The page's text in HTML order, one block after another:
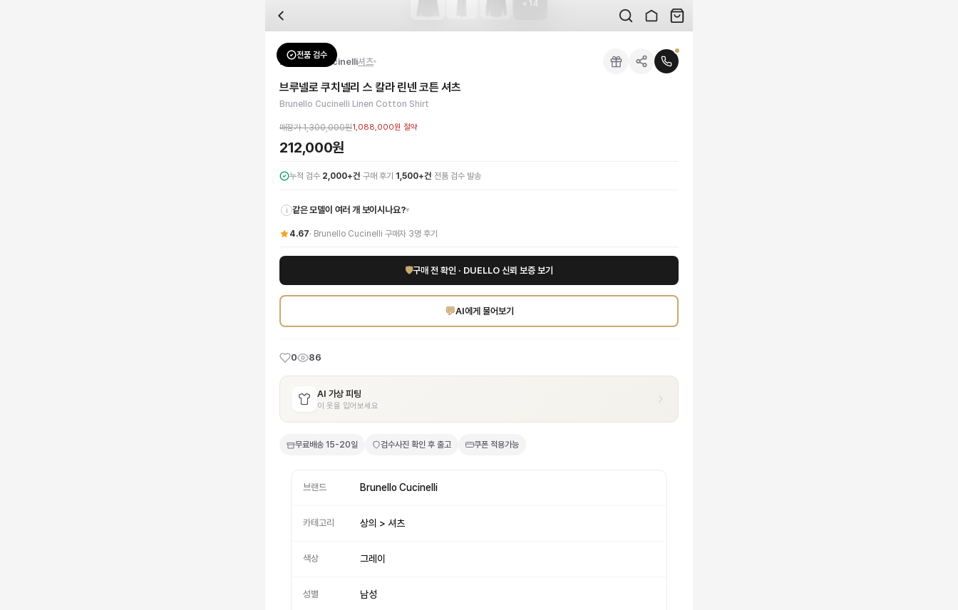
전문 스태프가 실물 상품을 직접 확인한 후 검수 사진을 제공합니다. 가죽 재질, 로고 각인, 스티치 간격, 하드웨어 색상, 내부 마감을 확인하며, 상품당 평균 4~8장의 검수 사진을 받아보실 수 있습니다.
수령 후 7일 이내 신청하시면 상품 하자, 사이즈 불일치, 고객 변심 모두 교환·반품이 가능합니다. 고객 변심 시 반품 배송비는 고객 부담이며, 상품 하자 시에는 무료입니다.
네, 쿠폰과 적립금을 결제 시 함께 사용하실 수 있습니다. 적립금은 1,000원 이상부터 사용 가능합니다.
상품 상세의 사이즈 정보를 참고해 선택하시고, 사이즈 선택이 어려우시면 카카오톡 1:1 상담으로 체형에 맞는 사이즈를 안내받으실 수 있습니다.
브루넬로 쿠치넬리의 장인정신이 깃든 스 칼라 린넨 코튼 셔츠로 최상의 편안함과 타협 없는 스타일을 경험하세요. 최고급 린넨과 부드러운 코튼이 혼방된 이 남성 셔츠는 탁월한 통기성과 고급스러운 촉감을 선사합니다. 세련된 그레이 컬러와 섬
14
전품 검수
Brunello Cucinelli셔츠
브루넬로 쿠치넬리 스 칼라 린넨 코튼 셔츠
Brunello Cucinelli Linen Cotton Shirt
매장가1,300,000원1,088,000원 절약
212,000원
누적 검수 2,000+건·구매 후기 1,500+건· 전품 검수 발송
i 같은 모델이 여러 개 보이시나요?▾
4.67· Brunello Cucinelli 구매자 3명 후기
🛡구매 전 확인 · DUELLO 신뢰 보증 보기
💬AI에게 물어보기
0 86
AI 가상 피팅
이 옷을 입어보세요
무료배송 15-20일 검수사진 확인 후 출고 쿠폰 적용가능
브랜드 Brunello Cucinelli
카테고리 상의 > 셔츠
색상 그레이
성별 남성